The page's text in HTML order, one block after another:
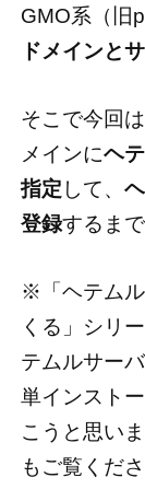
GMO系（旧
ドメインと
そこで今回
メインにヘ
指定 して、
登録するま
※「ヘテム
くる」シリ
テムルサー
単インスト
こうと思い
もご覧くだ